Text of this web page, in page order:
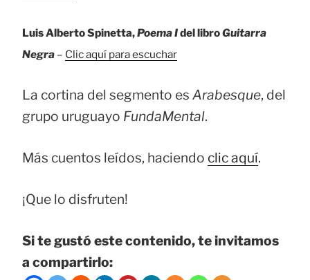
Luis Alberto Spinetta,Poema Idel libroGuitarra
Negra – Clic aquí para escuchar
La cortina del segmento es Arabesque, del
grupo uruguayo FundaMental.
Más cuentos leídos, haciendo clic aquí.
¡Que lo disfruten!
Si te gustó este contenido, te invitamos
a compartirlo: